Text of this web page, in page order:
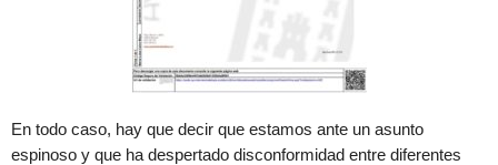
En todo caso, hay que decir que estamos ante un asunto
espinoso y que ha despertado disconformidad entre diferentes